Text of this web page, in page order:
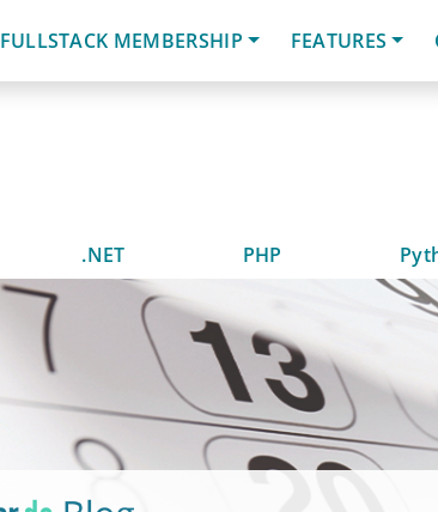
FULLSTACK MEMBERSHIP FEATURES
.NET PHP